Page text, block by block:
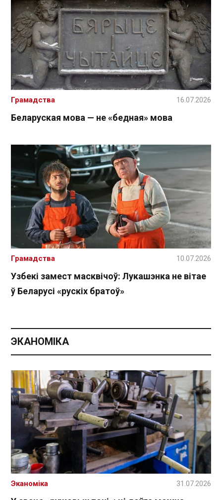
Беларуская мова — не «бедная» мова
Грамадства 16.07.2026
Узбекі замест масквічоў: Лукашэнка не вітае
ў Беларусі «рускіх братоў»
Грамадства 10.07.2026
ЭКАНОМІКА
Эканоміка 31.07.2026